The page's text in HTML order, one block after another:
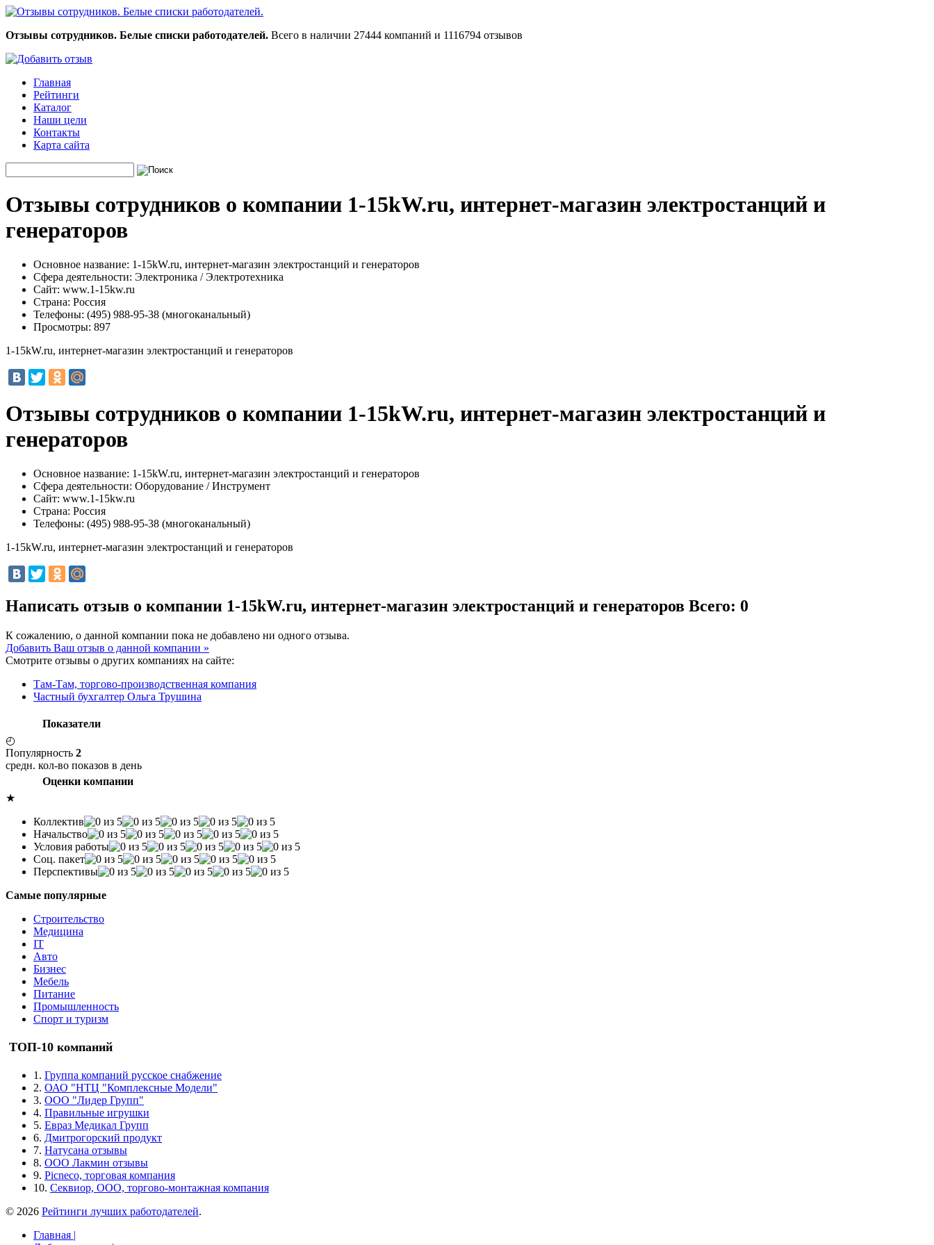
Отзывы сотрудников. Белые списки работодателей. Всего в наличии 27444 компаний и 1116794 отзывов
Главная
Рейтинги
Каталог
Наши цели
Контакты
Карта сайта
Отзывы сотрудников о компании 1-15kW.ru, интернет-магазин электростанций и
генераторов
Основное название: 1-15kW.ru, интернет-магазин электростанций и генераторов
Сфера деятельности: Электроника / Электротехника
Сайт: www.1-15kw.ru
Страна: Россия
Телефоны: (495) 988-95-38 (многоканальный)
Просмотры: 897
1-15kW.ru, интернет-магазин электростанций и генераторов
Отзывы сотрудников о компании 1-15kW.ru, интернет-магазин электростанций и
генераторов
Основное название: 1-15kW.ru, интернет-магазин электростанций и генераторов
Сфера деятельности: Оборудование / Инструмент
Сайт: www.1-15kw.ru
Страна: Россия
Телефоны: (495) 988-95-38 (многоканальный)
1-15kW.ru, интернет-магазин электростанций и генераторов
Написать отзыв о компании 1-15kW.ru, интернет-магазин электростанций и генераторов Всего: 0
К сожалению, о данной компании пока не добавлено ни одного отзыва.
Добавить Ваш отзыв о данной компании »
Смотрите отзывы о других компаниях на сайте:
Там-Там, торгово-производственная компания
Частный бухгалтер Ольга Трушина
Показатели
◴
Популярность 2
средн. кол-во показов в день
Оценки компании
★
Коллектив
Начальство
Условия работы
Соц. пакет
Перспективы
Самые популярные
Строительство
Медицина
IT
Авто
Бизнес
Мебель
Питание
Промышленность
Спорт и туризм
ТОП-10 компаний
1. Группа компаний русское снабжение
2. ОАО "НТЦ "Комплексные Модели"
3. ООО "Лидер Групп"
4. Правильные игрушки
5. Евраз Медикал Групп
6. Дмитрогорский продукт
7. Натусана отзывы
8. ООО Лакмин отзывы
9. Picneco, торговая компания
10. Секвиор, ООО, торгово-монтажная компания
© 2026 Рейтинги лучших работодателей.
Главная |